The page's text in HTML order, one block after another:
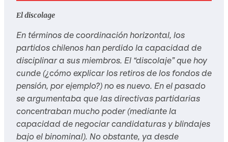
El discolage
En términos de coordinación horizontal, los
partidos chilenos han perdido la capacidad de
disciplinar a sus miembros. El “discolaje” que hoy
cunde (¿cómo explicar los retiros de los fondos de
pensión, por ejemplo?) no es nuevo. En el pasado
se argumentaba que las directivas partidarias
concentraban mucho poder (mediante la
capacidad de negociar candidaturas y blindajes
bajo el binominal). No obstante, ya desde